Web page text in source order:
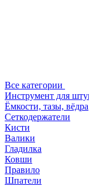
Все категории
Инструмент для
Ёмкости, тазы, вёдра
Сеткодержатели
Кисти
Валики
Гладилка
Ковши
Правило
Шпатели